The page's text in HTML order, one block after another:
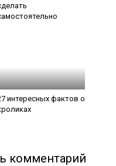
интересных фактов о
комментарий